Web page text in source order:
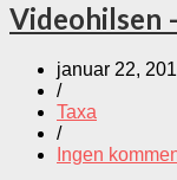
Videohilsen
januar 22,
/
Taxa
/
Ingen